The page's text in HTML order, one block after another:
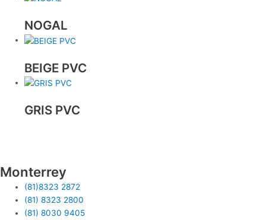
NOGAL
BEIGE PVC
GRIS PVC
Monterrey
(81)8323 2872
(81) 8323 2800
(81) 8030 9405